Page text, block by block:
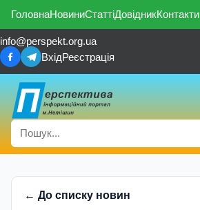
ГоловнаНовиниСтаттіДовідникКонтакти
info@perspekt.org.ua
ВхідРеєстрація
← До списку новин